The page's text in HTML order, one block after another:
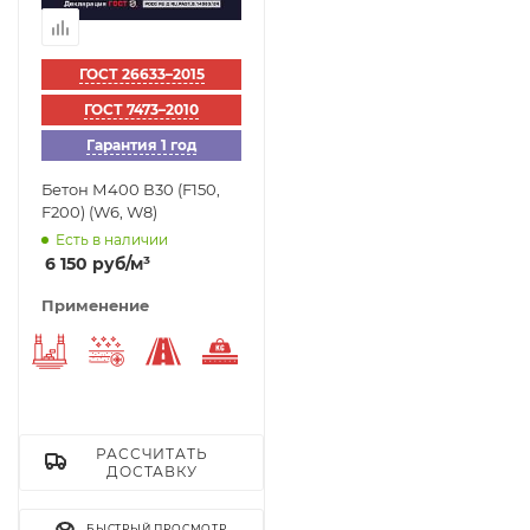
ГОСТ 26633–2015
ГОСТ 7473–2010
Гарантия 1 год
Бетон М400 В30 (F150,
F200) (W6, W8)
Есть в наличии
6 150 руб/м³
Применение
Фундаменты
Морозостойкий
Заливка дороги
РАССЧИТАТЬ
ДОСТАВКУ